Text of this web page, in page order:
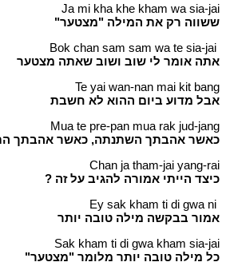
Ja mi kha khe kham wa sia-jai
ששווה רק את המילה "מצטער"
אתה אומר לי שוב ושוב שאתה מצטער
Te yai wan-nan mai kit bang
אבל מדוע ביום ההוא לא חשבת
Mua te pre-pan mua rak jud-jang
כאשר אהבתך השתנתה, כאשר אהבתך
Chan ja tham-jai yang-rai
כיצד הייתי אמורה להגיב על זה ?
אמור בבקשה מילה טובה יותר
Sak kham ti di gwa kham sia-jai
כל מילה טובה יותר מלומר "מצטער"